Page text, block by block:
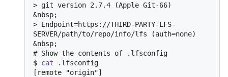
> git version 2.7.4 (Apple Git-66)
> Endpoint=https://THIRD-PARTY-LFS-
SERVER/path/to/repo/info/lfs (auth=none)
# Show the contents of .lfsconfig
$ cat .lfsconfig
[remote "origin"]